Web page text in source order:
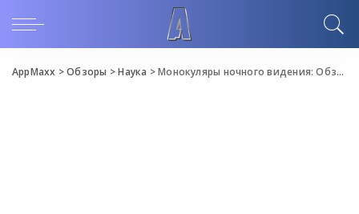
AppMaxx >Обзоры >Наука >Монокуляры ночного видения: Обзор и особенности